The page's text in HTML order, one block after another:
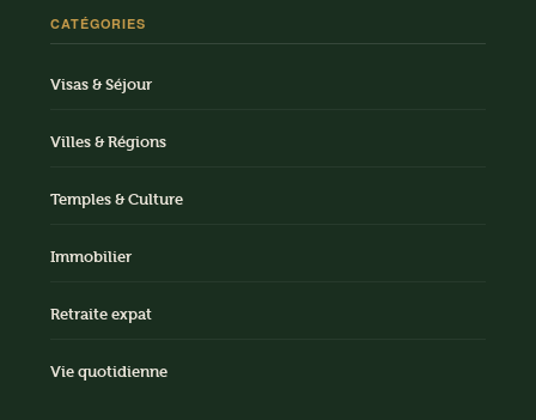
CATÉGORIES
Visas & Séjour
Villes & Régions
Temples & Culture
Immobilier
Retraite expat
Vie quotidienne